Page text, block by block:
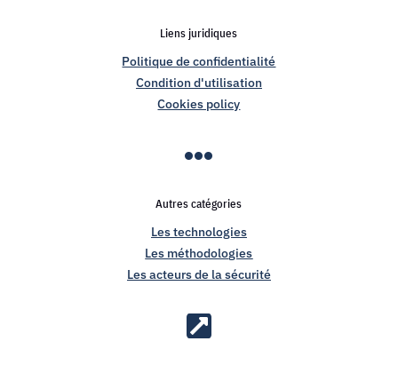
Liens juridiques
Politique de confidentialité
Condition d'utilisation
Cookies policy

Autres catégories
Les technologies
Les méthodologies
Les acteurs de la sécurité
